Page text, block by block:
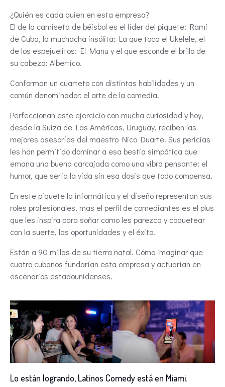
¿Quién es cada quien en esta empresa?
El de la camiseta de béisbol es el líder del piquete: Rami
de Cuba, la muchacha insólita: La que toca el Ukelele, el
de los espejuelitos: El Manu y el que esconde el brillo de
su cabeza: Albertico.
Conforman un cuarteto con distintas habilidades y un
común denominador: el arte de la comedia.
Perfeccionan este ejercicio con mucha curiosidad y hoy,
desde la Suiza de Las Américas, Uruguay, reciben las
mejores asesorías del maestro Nico Duarte. Sus pericias
les han permitido dominar a esa bestia simpática que
emana una buena carcajada como una vibra pensante: el
humor, que sería la vida sin esa dosis que todo compensa.
En este piquete la informática y el diseño representan sus
roles profesionales, mas el perfil de comediantes es el plus
que les inspira para soñar como les parezca y coquetear
con la suerte, las oportunidades y el éxito.
Están a 90 millas de su tierra natal. Cómo imaginar que
cuatro cubanos fundarían esta empresa y actuarían en
escenarios estadounidenses.
Lo están logrando, Latinos Comedy está en Miami.